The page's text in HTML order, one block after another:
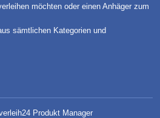
möchten oder einen Anhäger zum
sämtlichen Kategorien und
Produkt Manager